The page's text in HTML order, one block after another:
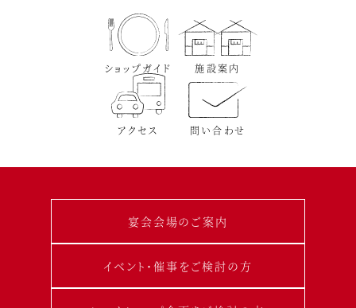
ショップガイド 施設案内
アクセス 問い合わせ
宴会会場のご案内
イベント･催事をご検討の方